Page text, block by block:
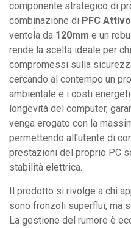
componente strategico di
combinazione di PFC Attivo
ventola da 120mm e un
rende la scelta ideale per
compromessi sulla
cercando al contempo un
ambientale e i costi
longevità del computer,
venga erogato con la
permettendo all'utente di
prestazioni del proprio PC
stabilità elettrica.
Il prodotto si rivolge a chi
sono fronzoli superflui, ma
La gestione del rumore è